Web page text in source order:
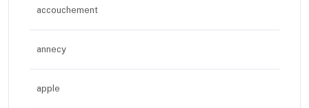
accouchement
annecy
apple